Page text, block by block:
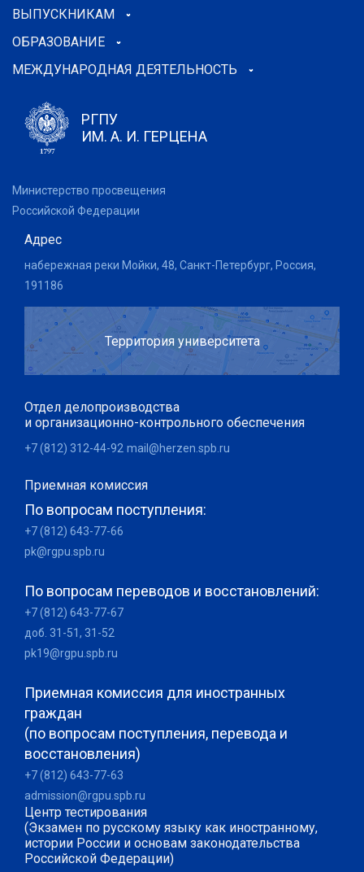
ВЫПУСКНИКАМ
ОБРАЗОВАНИЕ
МЕЖДУНАРОДНАЯ ДЕЯТЕЛЬНОСТЬ
РГПУ
ИМ. А. И. ГЕРЦЕНА
Министерство просвещения
Российской Федерации
Адрес
набережная реки Мойки, 48, Санкт-Петербург, Россия,
191186
Территория университета
Отдел делопроизводства
и организационно-контрольного обеспечения
+7 (812) 312-44-92 mail@herzen.spb.ru
Приемная комиссия
По вопросам поступления:
+7 (812) 643-77-66
pk@rgpu.spb.ru
По вопросам переводов и восстановлений:
+7 (812) 643-77-67
доб. 31-51, 31-52
pk19@rgpu.spb.ru
Приемная комиссия для иностранных
граждан
(по вопросам поступления, перевода и
восстановления)
+7 (812) 643-77-63
admission@rgpu.spb.ru
Центр тестирования
(Экзамен по русскому языку как иностранному,
истории России и основам законодательства
Российской Федерации)